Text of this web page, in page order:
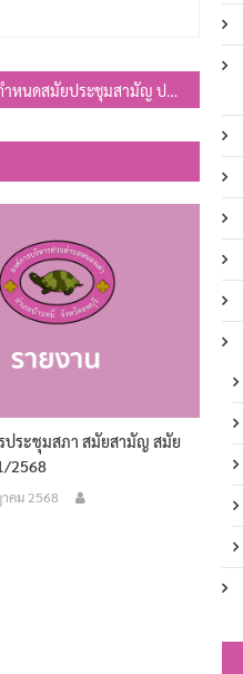
กำหนดสมัยประชุมสามัญ ประจำปี 2568 และสมัยประชุมสามัญ สมัยแรก ประจำปี พ.ศ.2569
ประชุมสภา สมัยสามัญ สมัย
2568
คม 2568